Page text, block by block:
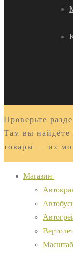
Проверьте
Там вы найдёте
товары — их
Магазин